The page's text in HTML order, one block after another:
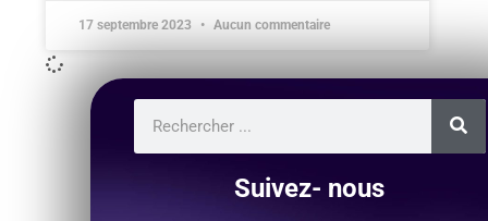
17 septembre 2023 Aucun commentaire
Suivez- nous